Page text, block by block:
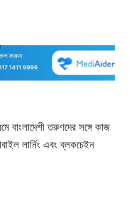
বাংলাদেশী তরুণদের সঙ্গে কাজ
লার্নিং এবং ব্লকচেইন